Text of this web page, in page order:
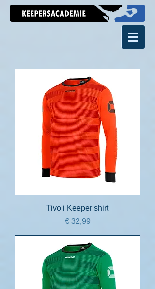
Tivoli Keeper shirt
Prijs
€ 32,99